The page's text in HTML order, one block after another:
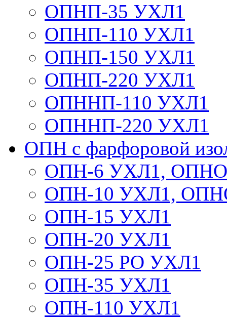
ОПНП-35 УХЛ1
ОПНП-110 УХЛ1
ОПНП-150 УХЛ1
ОПНП-220 УХЛ1
ОПННП-110 УХЛ1
ОПННП-220 УХЛ1
ОПН с фарфоровой
ОПН-6 УХЛ1,
ОПН-10 УХЛ1,
ОПН-15 УХЛ1
ОПН-20 УХЛ1
ОПН-25 РО УХЛ1
ОПН-35 УХЛ1
ОПН-110 УХЛ1